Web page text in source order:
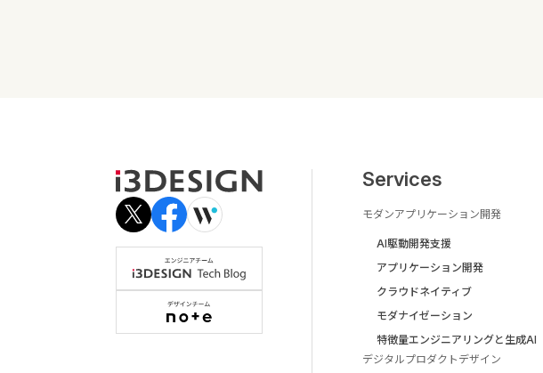
Services
モダンアプリケーション開発
AI駆動開発支援
アプリケーション開発
クラウドネイティブ
モダナイゼーション
特徴量エンジニアリングと生成AI
デジタルプロダクトデザイン